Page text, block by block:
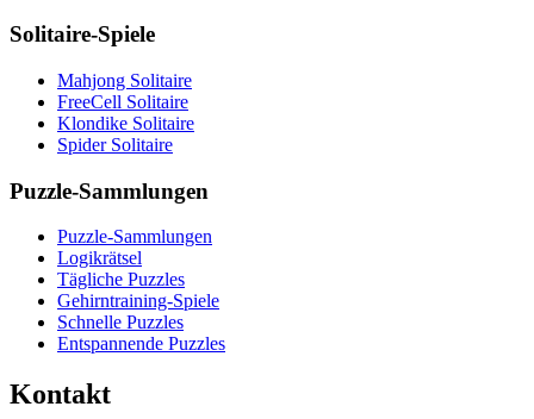
Solitaire-Spiele
Mahjong Solitaire
FreeCell Solitaire
Klondike Solitaire
Spider Solitaire
Puzzle-Sammlungen
Puzzle-Sammlungen
Logikrätsel
Tägliche Puzzles
Gehirntraining-Spiele
Schnelle Puzzles
Entspannende Puzzles
Kontakt